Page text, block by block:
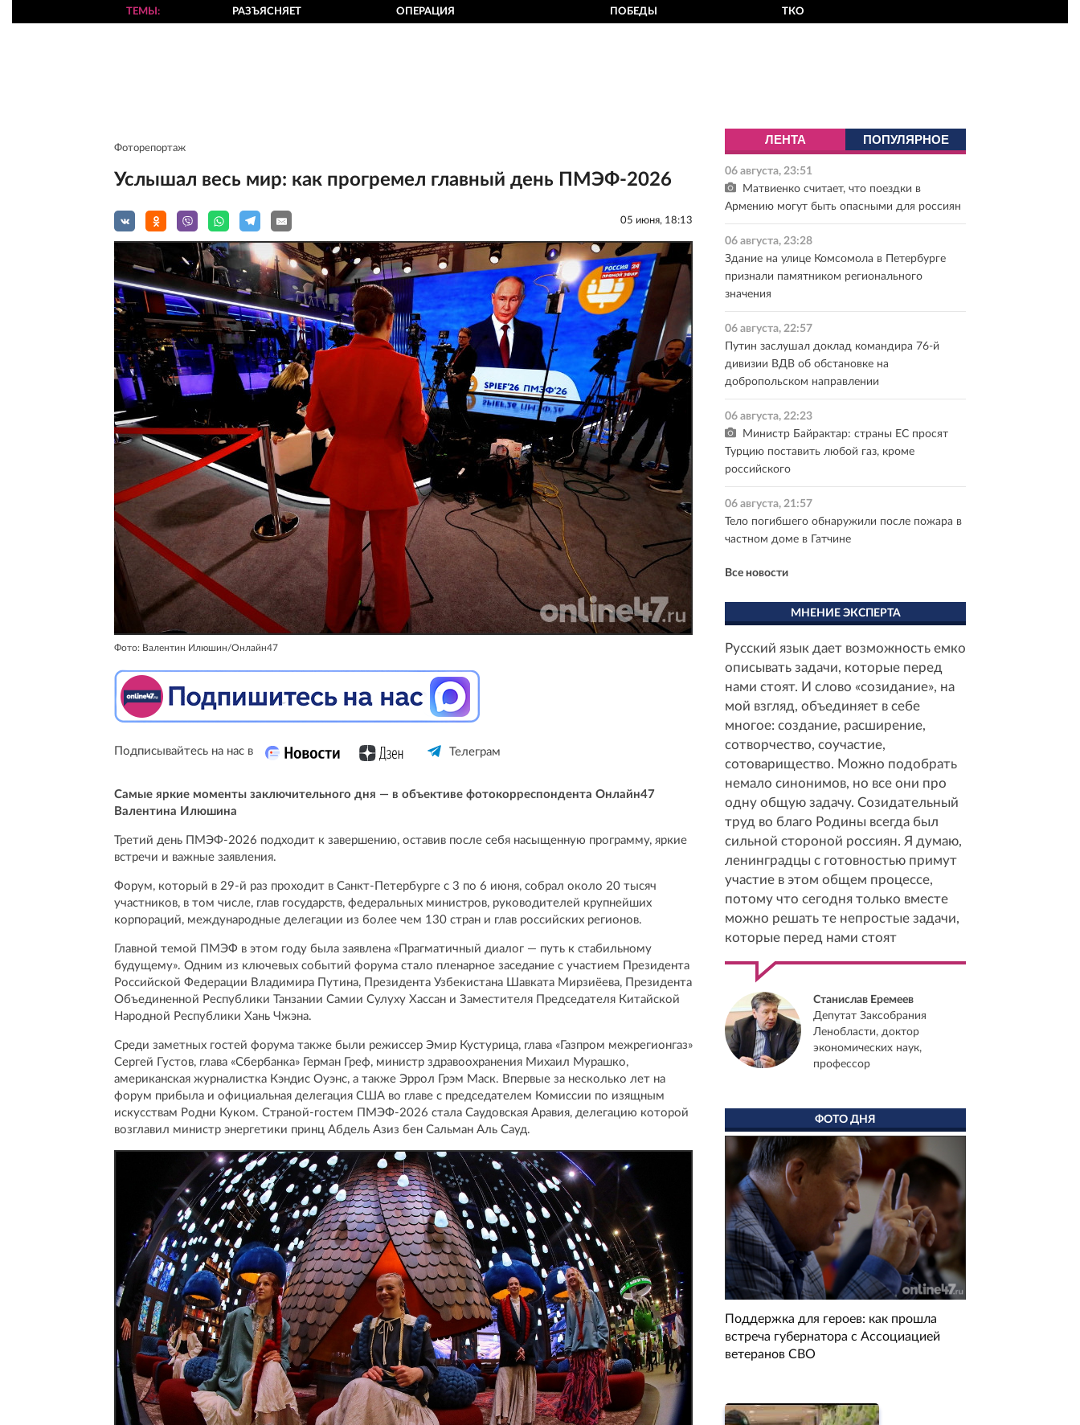
ТЕМЫ РАЗЪЯСНЯЕТ ОПЕРАЦИЯ ПОБЕДЫ ТКО
Фоторепортаж
Услышал весь мир: как прогремел главный день ПМЭФ-2026
05 июня, 18:13
Фото: Валентин Илюшин/Онлайн47
Подписывайтесь на нас в Телеграм
Самые яркие моменты заключительного дня — в объективе фотокорреспондента Онлайн47
Валентина Илюшина
Третий день ПМЭФ-2026 подходит к завершению, оставив после себя насыщенную программу, яркие
встречи и важные заявления.
Форум, который в 29-й раз проходит в Санкт-Петербурге с 3 по 6 июня, собрал около 20 тысяч
участников, в том числе, глав государств, федеральных министров, руководителей крупнейших
корпораций, международные делегации из более чем 130 стран и глав российских регионов.
Главной темой ПМЭФ в этом году была заявлена «Прагматичный диалог — путь к стабильному
будущему». Одним из ключевых событий форума стало пленарное заседание с участием Президента
Российской Федерации Владимира Путина, Президента Узбекистана Шавката Мирзиёева, Президента
Объединенной Республики Танзании Самии Сулуху Хассан и Заместителя Председателя Китайской
Народной Республики Хань Чжэна.
Среди заметных гостей форума также были режиссер Эмир Кустурица, глава «Газпром межрегионгаз»
Сергей Густов, глава «Сбербанка» Герман Греф, министр здравоохранения Михаил Мурашко,
американская журналистка Кэндис Оуэнс, а также Эррол Грэм Маск. Впервые за несколько лет на
форум прибыла и официальная делегация США во главе с председателем Комиссии по изящным
искусствам Родни Куком. Страной-гостем ПМЭФ-2026 стала Саудовская Аравия, делегацию которой
возглавил министр энергетики принц Абдель Азиз бен Сальман Аль Сауд.
ЛЕНТА ПОПУЛЯРНОЕ
06 августа, 23:51
Матвиенко считает, что поездки в
Армению могут быть опасными для россиян
06 августа, 23:28
Здание на улице Комсомола в Петербурге
признали памятником регионального
значения
06 августа, 22:57
Путин заслушал доклад командира 76-й
дивизии ВДВ об обстановке на
добропольском направлении
06 августа, 22:23
Министр Байрактар: страны ЕС просят
Турцию поставить любой газ, кроме
российского
06 августа, 21:57
Тело погибшего обнаружили после пожара в
частном доме в Гатчине
Все новости
МНЕНИЕ ЭКСПЕРТА
Русский язык дает возможность емко
описывать задачи, которые перед
нами стоят. И слово «созидание», на
мой взгляд, объединяет в себе
многое: создание, расширение,
сотворчество, соучастие,
сотоварищество. Можно подобрать
немало синонимов, но все они про
одну общую задачу. Созидательный
труд во благо Родины всегда был
сильной стороной россиян. Я думаю,
ленинградцы с готовностью примут
участие в этом общем процессе,
потому что сегодня только вместе
можно решать те непростые задачи,
которые перед нами стоят
Станислав Еремеев
Депутат Заксобрания
Ленобласти, доктор
экономических наук,
профессор
ФОТО ДНЯ
Поддержка для героев: как прошла
встреча губернатора с Ассоциацией
ветеранов СВО